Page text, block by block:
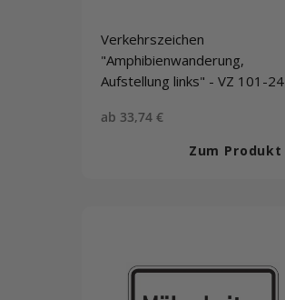
Verkehrszeichen
"Amphibienwanderung,
Aufstellung links" - VZ 101-24
Sonderpreis
ab 33,74 €
Zum Produkt